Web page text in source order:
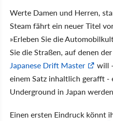
Werte Damen und Herren,
Steam fährt ein neuer Titel
Erleben Sie die
Sie die Straßen, auf denen
Japanese Drift Master
will
einem Satz inhaltlich gerafft -
Underground in Japan
Einen ersten Eindruck könnt